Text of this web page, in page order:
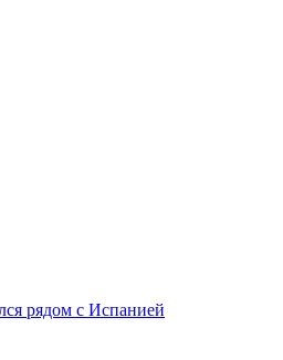
рядом с Испанией